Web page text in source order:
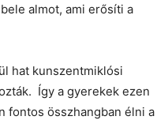
almot, ami erősíti a
hat kunszentmiklósi
Így a gyerekek ezen
fontos összhangban élni a